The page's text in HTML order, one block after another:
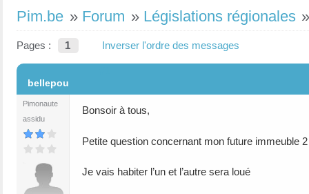
Pim.be » Forum » Législations régionales
Pages : 1 Inverser l'ordre des messages
bellepou
Pimonaute
assidu
Bonsoir à tous,
Petite question concernant mon future immeuble
Je vais habiter l’un et l’autre sera loué